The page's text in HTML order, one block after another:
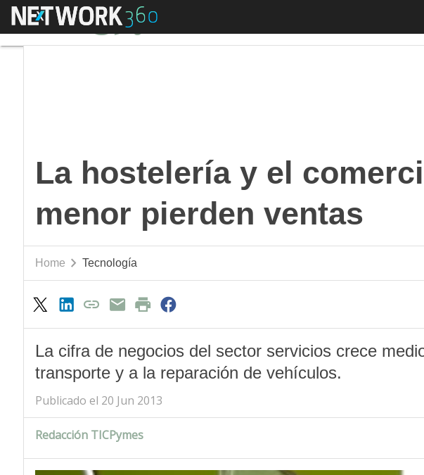
Menú
La hostelería y el
menor pierden ventas
Home Tecnología
La cifra de negocios del sector servicios crece
transporte y a la reparación de vehículos.
Publicado el 20 Jun 2013
Redacción TICPymes